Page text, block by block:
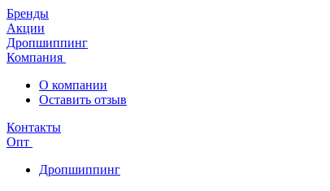
Бренды
Акции
Дропшиппинг
Компания
О компании
Оставить отзыв
Контакты
Опт
Дропшиппинг